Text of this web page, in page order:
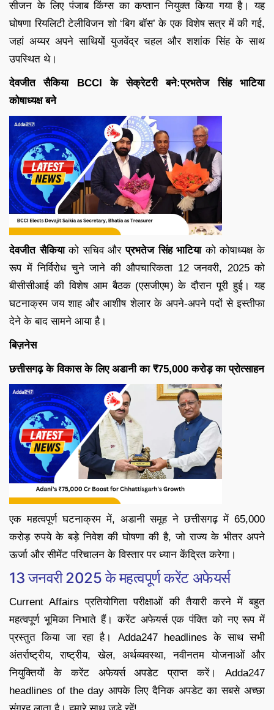
सीजन के लिए पंजाब किंग्स का कप्तान नियुक्त किया गया है। यह
घोषणा रियलिटी टेलीविजन शो ‘बिग बॉस’ के एक विशेष सत्र में की गई,
जहां अय्यर अपने साथियों युजवेंद्र चहल और शशांक सिंह के साथ
उपस्थित थे।
देवजीत सैकिया BCCI के सेक्रेटरी बने:प्रभतेज सिंह भाटिया
कोषाध्यक्ष बने
देवजीत सैकियाको सचिव औरप्रभतेज सिंह भाटियाको कोषाध्यक्ष के
रूप में निर्विरोध चुने जाने की औपचारिकता 12 जनवरी, 2025 को
बीसीसीआई की विशेष आम बैठक (एसजीएम) के दौरान पूरी हुई। यह
घटनाक्रम जय शाह और आशीष शेलार के अपने-अपने पदों से इस्तीफा
देने के बाद सामने आया है।
बिज़नेस
छत्तीसगढ़ के विकास के लिए अडानी का ₹75,000 करोड़ का प्रोत्साहन
एक महत्वपूर्ण घटनाक्रम में, अडानी समूह ने छत्तीसगढ़ में 65,000
करोड़ रुपये के बड़े निवेश की घोषणा की है, जो राज्य के भीतर अपने
ऊर्जा और सीमेंट परिचालन के विस्तार पर ध्यान केंद्रित करेगा।
13 जनवरी 2025 के महत्वपूर्ण करेंट अफेयर्स
Current Affairs प्रतियोगिता परीक्षाओं की तैयारी करने में बहुत
महत्वपूर्ण भूमिका निभाते हैं। करेंट अफेयर्स एक पंक्ति को नए रूप में
प्रस्तुत किया जा रहा है। Adda247 headlines के साथ सभी
अंतर्राष्ट्रीय, राष्ट्रीय, खेल, अर्थव्यवस्था, नवीनतम योजनाओं और
नियुक्तियों के करेंट अफेयर्स अपडेट प्राप्त करें। Adda247
headlines of the day आपके लिए दैनिक अपडेट का सबसे अच्छा